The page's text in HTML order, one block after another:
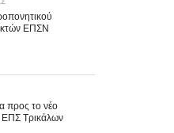
ΕΠΣΝ
προς το νέο
Τρικάλων